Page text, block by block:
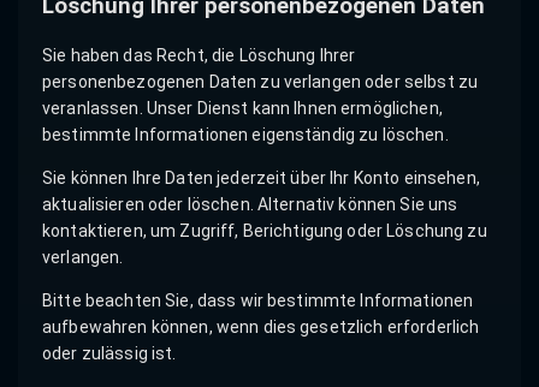
Löschung Ihrer personenbezogenen Daten
Sie haben das Recht, die Löschung Ihrer
personenbezogenen Daten zu verlangen oder selbst zu
veranlassen. Unser Dienst kann Ihnen ermöglichen,
bestimmte Informationen eigenständig zu löschen.
Sie können Ihre Daten jederzeit über Ihr Konto einsehen,
aktualisieren oder löschen. Alternativ können Sie uns
kontaktieren, um Zugriff, Berichtigung oder Löschung zu
verlangen.
Bitte beachten Sie, dass wir bestimmte Informationen
aufbewahren können, wenn dies gesetzlich erforderlich
oder zulässig ist.